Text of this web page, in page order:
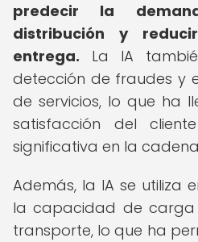
predecir la
distribución y
entrega. La IA
detección de fraudes y
de servicios, lo que ha
satisfacción del
significativa en la
Además, la IA se utiliza
la capacidad de carga
transporte, lo que ha